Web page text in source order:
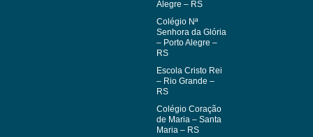
Alegre – RS
Colégio Nª
Senhora da Glória
– Porto Alegre –
RS
Escola Cristo Rei
– Rio Grande –
RS
Colégio Coração
de Maria – Santa
Maria – RS